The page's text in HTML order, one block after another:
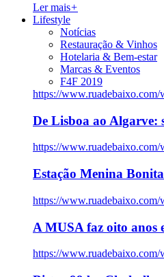
Ler mais+
Lifestyle
Notícias
Restauração & Vinhos
Hotelaria & Bem-estar
Marcas & Eventos
F4F 2019
https://www.ruadebaixo.com/
De Lisboa ao Algarve:
https://www.ruadebaixo.com/
Estação Menina
https://www.ruadebaixo.com/
A MUSA faz oito anos
https://